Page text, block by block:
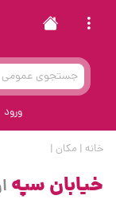
ورود
خانه | مکان |
خیابان سپه